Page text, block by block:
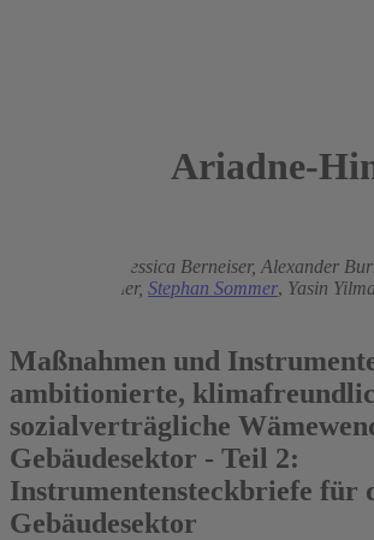
Ariadne-
Jessica Berneiser, Alexander
Benjamin Köhler, Stephan Sommer, Yasin
Maßnahmen und
ambitionierte,
sozialverträgliche
Gebäudesektor - Teil 2:
Instrumentensteckbriefe für
Gebäudesektor